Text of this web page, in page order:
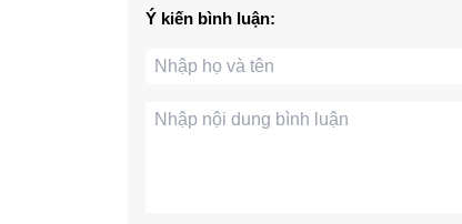
Ý kiến bình luận: